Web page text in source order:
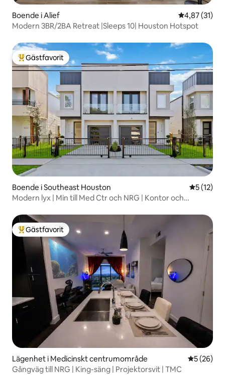
Boende i Alief 4,87 av 5 i
4,87 (31)
Modern 3BR/2BA Retreat |Sleeps 10| Houston Hotspot
Populär gästfavorit
Gästfavorit
Boende i Southeast Houston 5 av 5 i
5 (12)
Modern lyx | Min till Med Ctr och NRG | Kontor och
Populär gästfavorit
Gästfavorit
Lägenhet i Medicinskt centrumområde 5 av 5 i
5 (26)
Gångväg till NRG | King-säng | Projektorsvit | TMC